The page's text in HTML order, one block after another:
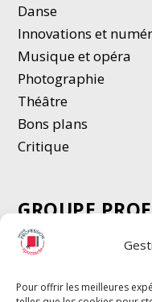
Pour offrir les meilleures
Danse
Innovations et
Musique et opéra
Photographie
Théâtre
Bons plans
Critique
GROUPE
Chèque Intermittents
Chèque Compta